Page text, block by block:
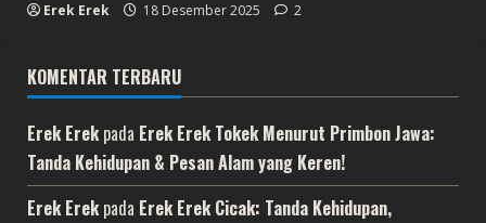
Erek Erek 18 Desember 2025 2
KOMENTAR TERBARU
Erek Erekpada Erek Erek Tokek Menurut Primbon Jawa:
Tanda Kehidupan & Pesan Alam yang Keren!
Erek Erekpada Erek Erek Cicak: Tanda Kehidupan,